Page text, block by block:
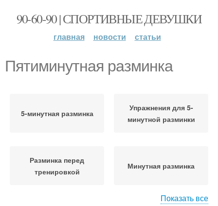
90-60-90 | СПОРТИВНЫЕ ДЕВУШКИ
главная новости статьи
Пятиминутная разминка
5-минутная разминка
Упражнения для 5-
минутной разминки
Разминка перед
тренировкой
Минутная разминка
Показать все